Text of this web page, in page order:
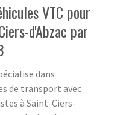
VTC pour
d'Abzac par
dans
de transport avec
à Saint-Ciers-